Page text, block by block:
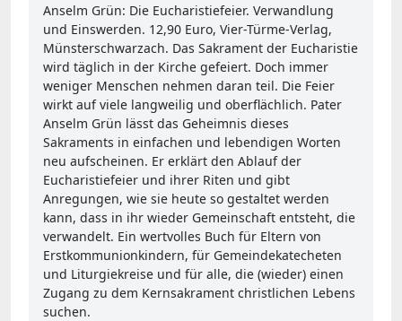
Anselm Grün: Die Eucharistiefeier. Verwandlung
und Einswerden. 12,90 Euro, Vier-Türme-Verlag,
Münsterschwarzach. Das Sakrament der Eucharistie
wird täglich in der Kirche gefeiert. Doch immer
weniger Menschen nehmen daran teil. Die Feier
wirkt auf viele langweilig und oberflächlich. Pater
Anselm Grün lässt das Geheimnis dieses
Sakraments in einfachen und lebendigen Worten
neu aufscheinen. Er erklärt den Ablauf der
Eucharistiefeier und ihrer Riten und gibt
Anregungen, wie sie heute so gestaltet werden
kann, dass in ihr wieder Gemeinschaft entsteht, die
verwandelt. Ein wertvolles Buch für Eltern von
Erstkommunionkindern, für Gemeindekatecheten
und Liturgiekreise und für alle, die (wieder) einen
Zugang zu dem Kernsakrament christlichen Lebens
suchen.